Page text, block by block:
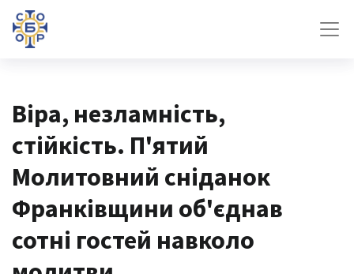
Віра, незламність,
стійкість. П'ятий
Молитовний сніданок
Франківщини об'єднав
сотні гостей навколо